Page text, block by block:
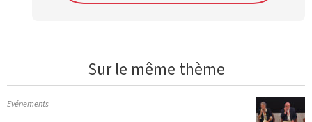
Sur le même thème
Evénements